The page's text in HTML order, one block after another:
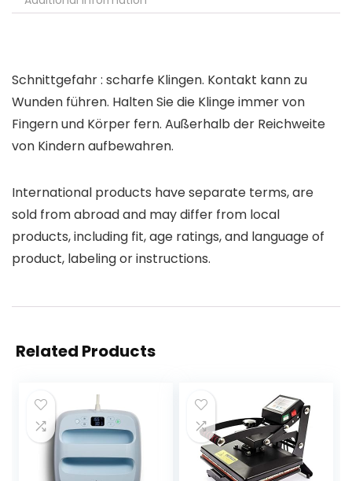
Schnittgefahr : scharfe Klingen. Kontakt kann zu
Wunden führen. Halten Sie die Klinge immer von
Fingern und Körper fern. Außerhalb der Reichweite
von Kindern aufbewahren.
International products have separate terms, are
sold from abroad and may differ from local
products, including fit, age ratings, and language of
product, labeling or instructions.
Related Products